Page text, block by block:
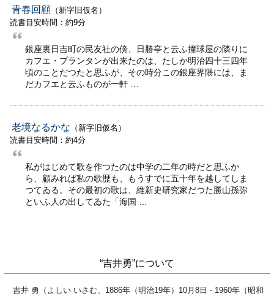
青春回顧 （新字旧仮名）
読書目安時間：約9分
銀座裏日吉町の民友社の傍、日勝亭と云ふ撞球屋の隣りに
カフエ・プランタンが出来たのは、たしか明治四十三四年
頃のことだつたと思ふが、その時分この銀座界隈には、ま
だカフエと云ふものが一軒 …
老境なるかな （新字旧仮名）
読書目安時間：約4分
私がはじめて歌を作つたのは中学の二年の時だと思ふか
ら、顧みれば私の歌歴も、もうすでに五十年を越してしま
つてゐる。その最初の歌は、維新史研究家だつた勝山孫弥
といふ人の出してゐた「海国 …
“吉井勇”について
吉井 勇（よしい いさむ、1886年（明治19年）10月8日 - 1960年（昭和